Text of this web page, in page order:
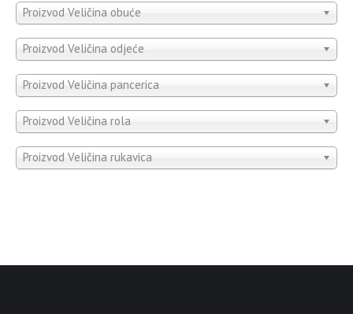
Proizvod Veličina obuće
Proizvod Veličina odjeće
Proizvod Veličina pancerica
Proizvod Veličina rola
Proizvod Veličina rukavica